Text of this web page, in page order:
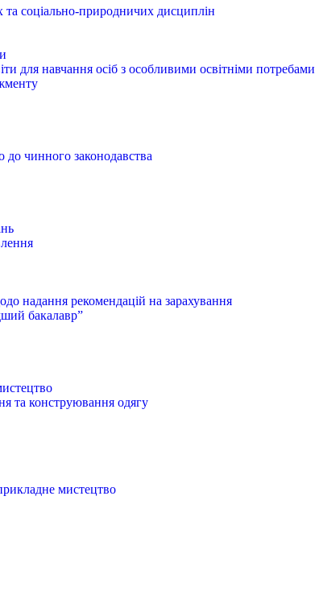
та соціально-природничих дисциплін
для навчання осіб з особливими освітніми потребами
чинного законодавства
надання рекомендацій на зарахування
бакалавр”
та конструювання одягу
мистецтво